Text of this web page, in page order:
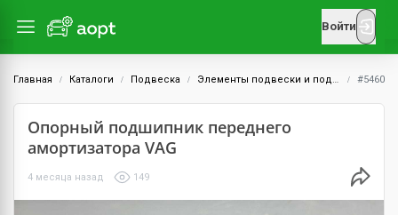
Войти
Главная Каталоги Подвеска Элементы подвески и подрамник #5460
Опорный подшипник переднего
амортизатора VAG
4 месяца назад 149